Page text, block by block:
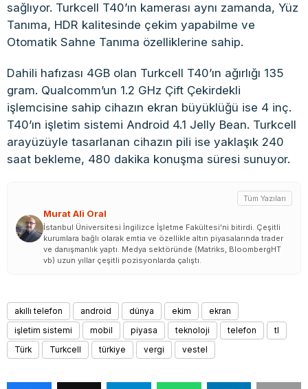
sağlıyor. Turkcell T40’ın kamerası aynı zamanda, Yüz
Tanıma, HDR kalitesinde çekim yapabilme ve
Otomatik Sahne Tanıma özelliklerine sahip.
Dahili hafızası 4GB olan Turkcell T40’ın ağırlığı 135
gram. Qualcomm’un 1.2 GHz Çift Çekirdekli
işlemcisine sahip cihazın ekran büyüklüğü ise 4 inç.
T40’ın işletim sistemi Android 4.1 Jelly Bean. Turkcell
arayüzüyle tasarlanan cihazın pili ise yaklaşık 240
saat bekleme, 480 dakika konuşma süresi sunuyor.
Murat Ali Oral
Tüm Yazıları
İstanbul Üniversitesi İngilizce İşletme Fakültesi'ni bitirdi. Çeşitli
kurumlara bağlı olarak emtia ve özellikle altın piyasalarında trader
ve danışmanlık yaptı. Medya sektöründe (Matriks, BloombergHT
vb) uzun yıllar çeşitli pozisyonlarda çalıştı.
akıllı telefon android dünya ekim
ekran
işletim sistemi
mobil piyasa teknoloji telefon
tl
Türk
Turkcell türkiye vergi vestel